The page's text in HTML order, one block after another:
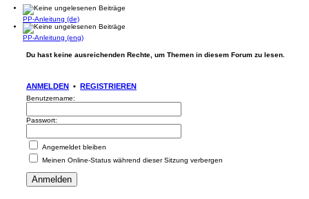
PP-Anleitung (de)
PP-Anleitung (eng)
Du hast keine ausreichenden Rechte, um Themen in diesem Forum zu lesen.
ANMELDEN • REGISTRIEREN
Benutzername:
Passwort:
Angemeldet bleiben
Meinen Online-Status während dieser Sitzung verbergen